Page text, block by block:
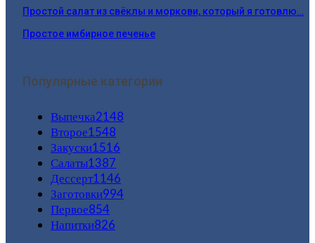
Простой салат из свёклы и моркови, который я готовлю…
Простое имбирное печенье
Популярные категории
Выпечка2148
Второе1548
Закуски1516
Салаты1387
Дессерт1146
Заготовки994
Первое854
Напитки826